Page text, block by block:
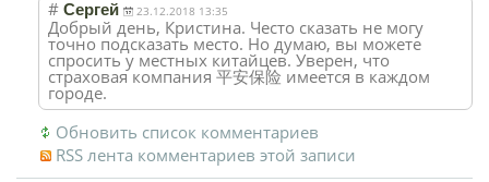
# Сергей 23.12.2018 13:35
Добрый день, Кристина. Често сказать не могу
точно подсказать место. Но думаю, вы можете
спросить у местных китайцев. Уверен, что
страховая компания 平安保险 имеется в каждом
городе.
Обновить список комментариев
RSS лента комментариев этой записи